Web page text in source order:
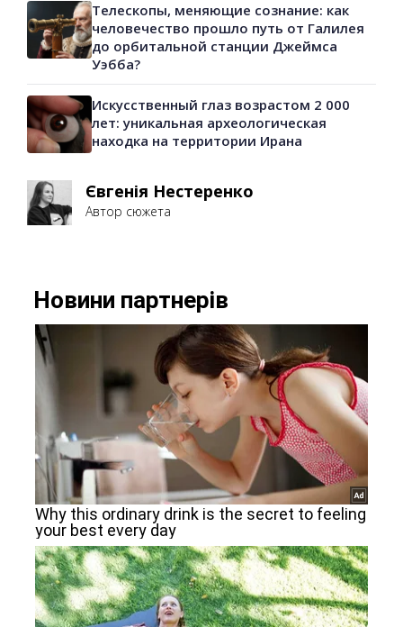
Телескопы, меняющие сознание: как
человечество прошло путь от Галилея
до орбитальной станции Джеймса
Уэбба?
Искусственный глаз возрастом 2 000
лет: уникальная археологическая
находка на территории Ирана
Євгенія Нестеренко
Автор сюжета